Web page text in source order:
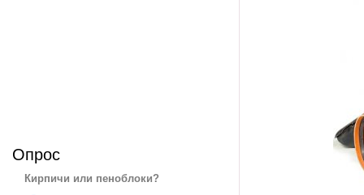
Опрос
Кирпичи или пеноблоки?